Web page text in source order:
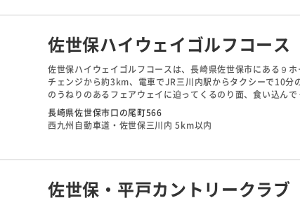
佐世保ハイウェイゴルフコース
佐世保ハイウェイゴルフコースは、長崎県佐世保市にある９
チェンジから約3km、電車でJR三川内駅からタクシーで10
のうねりのあるフェアウェイに迫ってくるのり面、食い込ん
級者の練習には好評で、初心者は苦労するという評価があり
長崎県佐世保市口の尾町566
西九州自動車道・佐世保三川内 5km以内
佐世保・平戸カントリークラブ